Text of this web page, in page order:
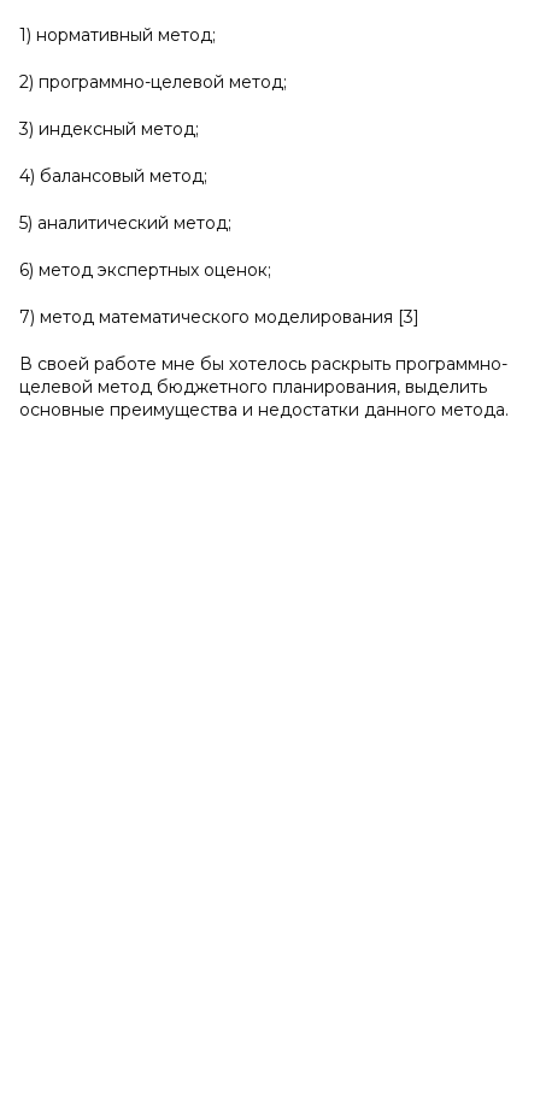
1) нормативный метод;
2) программно-целевой метод;
3) индексный метод;
4) балансовый метод;
5) аналитический метод;
6) метод экспертных оценок;
7) метод математического моделирования [3]
В своей работе мне бы хотелось раскрыть программно-
целевой метод бюджетного планирования, выделить
основные преимущества и недостатки данного метода.